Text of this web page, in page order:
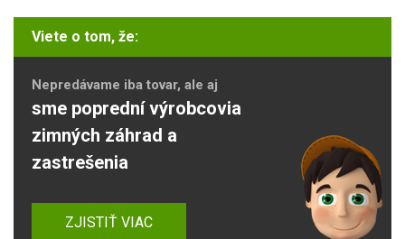
Viete o tom, že:
Nepredávame iba tovar, ale aj
sme poprední výrobcovia
zimných záhrad a
zastrešenia
ZJISTIŤ VIAC